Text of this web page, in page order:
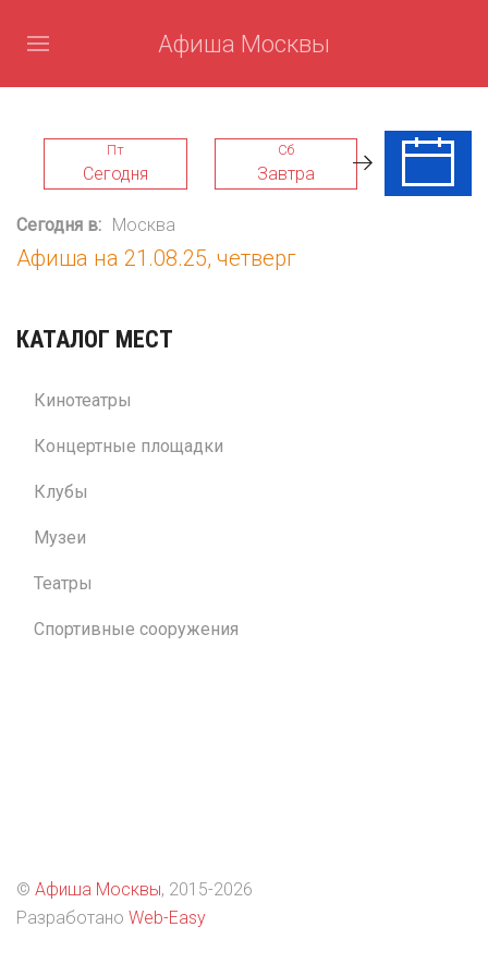
Афиша Москвы
Пт
Сегодня
Сб
Завтра
Вс
Сегодня в: Москва
Афиша на 21.08.25, четверг
КАТАЛОГ МЕСТ
Кинотеатры
Концертные площадки
Клубы
Музеи
Театры
Спортивные сооружения
© Афиша Москвы, 2015-2026
Разработано Web-Easy